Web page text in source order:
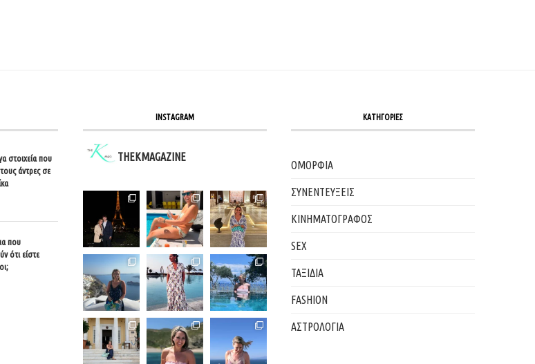
στοιχεία που
άντρες σε
που
ότι είστε
INSTAGRAM
THEKMAGAZINE
ΚΑΤΗΓΟΡΙΕΣ
ΟΜΟΡΦΙΑ
ΣΥΝΕΝΤΕΥΞΕΙΣ
ΚΙΝΗΜΑΤΟΓΡΑΦΟΣ
SEX
ΤΑΞΙΔΙΑ
FASHION
ΑΣΤΡΟΛΟΓΙΑ